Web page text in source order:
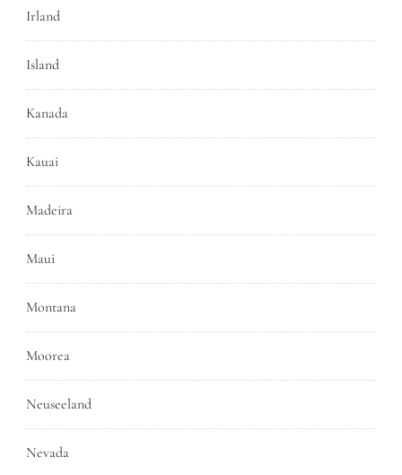
Irland
Island
Kanada
Kauai
Madeira
Maui
Montana
Moorea
Neuseeland
Nevada